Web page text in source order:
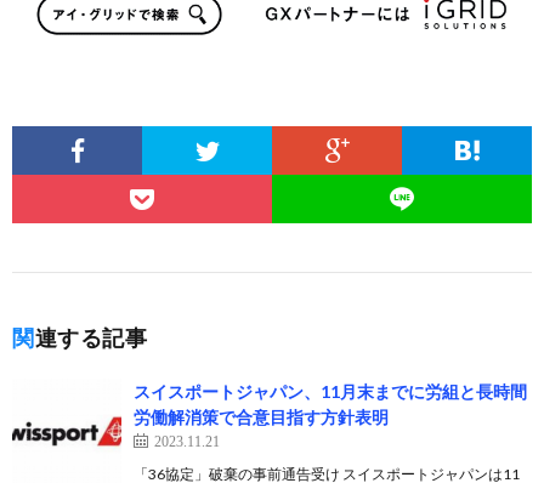
関連する記事
スイスポートジャパン、11月末までに労組と長時間
労働解消策で合意目指す方針表明
2023.11.21
「36協定」破棄の事前通告受け スイスポートジャパンは11